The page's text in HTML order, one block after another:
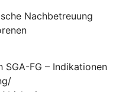
Nachbetreuung
SGA-FG – Indikationen